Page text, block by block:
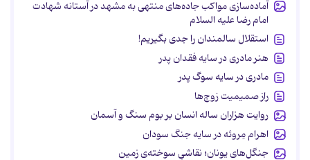
آماده‌سازی مواکب جاده‌های منتهی به مشهد در آستانه شهادت
امام رضا علیه السلام
استقلال سالمندان را جدی بگیریم!
هنر مادری در سایه‌ فقدان پدر
مادری در سایه سوگ پدر
راز صمیمیت زوج‌ها
روایت هزاران ساله انسان بر بوم سنگ و آسمان
اهرام مِروئه در سایه جنگ سودان
جنگل‌های یونان؛ نقاشیِ سوخته‌ی زمین